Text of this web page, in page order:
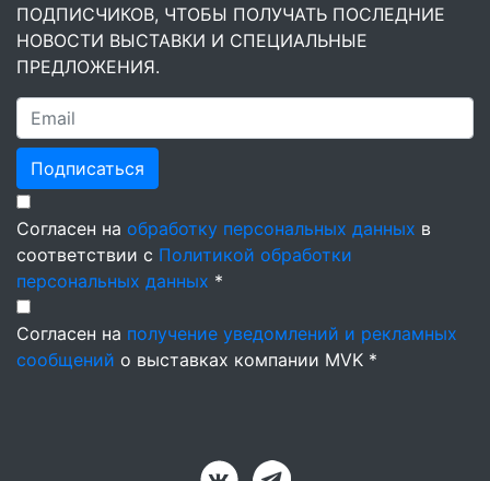
ПОДПИСЧИКОВ, ЧТОБЫ ПОЛУЧАТЬ ПОСЛЕДНИЕ
НОВОСТИ ВЫСТАВКИ И СПЕЦИАЛЬНЫЕ
ПРЕДЛОЖЕНИЯ.
Подписаться
Согласен на обработку персональных данных в
соответствии с Политикой обработки
персональных данных *
Согласен на получение уведомлений и рекламных
сообщений о выставках компании MVK *